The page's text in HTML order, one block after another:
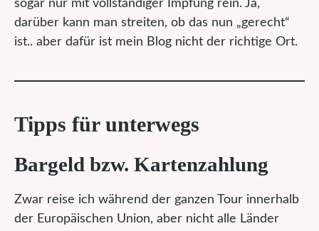
sogar nur mit vollständiger Impfung rein. Ja,
darüber kann man streiten, ob das nun „gerecht“
ist.. aber dafür ist mein Blog nicht der richtige Ort.
Tipps für unterwegs
Bargeld bzw. Kartenzahlung
Zwar reise ich während der ganzen Tour innerhalb
der Europäischen Union, aber nicht alle Länder